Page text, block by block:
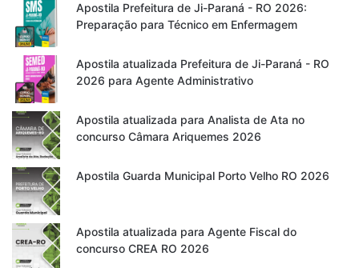
Apostila Prefeitura de Ji-Paraná - RO 2026:
Preparação para Técnico em Enfermagem
Apostila atualizada Prefeitura de Ji-Paraná - RO
2026 para Agente Administrativo
Apostila atualizada para Analista de Ata no
concurso Câmara Ariquemes 2026
Apostila Guarda Municipal Porto Velho RO 2026
Apostila atualizada para Agente Fiscal do
concurso CREA RO 2026